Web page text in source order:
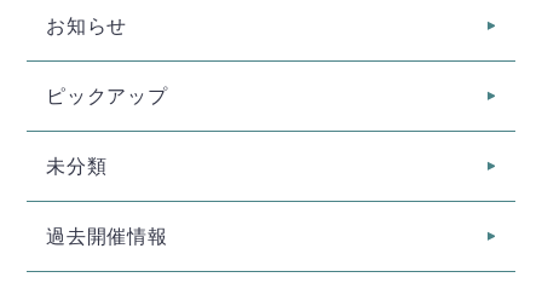
お知らせ
ピックアップ
未分類
過去開催情報